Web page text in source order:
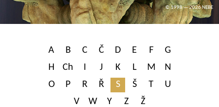
© 1998 — 2026 NEBE
A B C Č D E F
G
H
Ch I J K L M
N
O
P R Ř S Š T
U
V
W Y Z Ž